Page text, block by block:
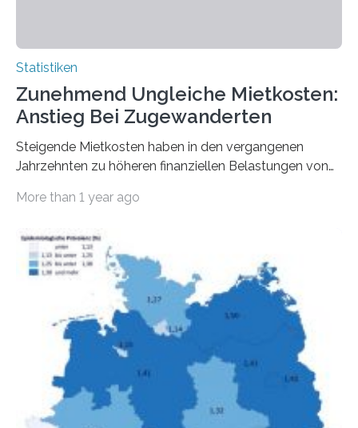
Statistiken
Zunehmend Ungleiche Mietkosten:
Anstieg Bei Zugewanderten
Steigende Mietkosten haben in den vergangenen
Jahrzehnten zu höheren finanziellen Belastungen von
Bundesinstitut für Bevölkerungsforschung (BiB)
gesamten Einkommen zwischen 1990 und 2020 für
unterschiedliche Einkommensgruppen sowie für in
Deutschland geborene Menschen und Zugewanderte
verändert hat. Das Ergebnis: Während Personen mit
hohen Einkommen (oberstes Quintil der Verteilung der
Nettoäquivalenzeinkommen) nur einen moderaten
Anstieg des Mietanteils am Gesamteinkommen
hinnehmen mussten, nahm die Belastung bei
Menschen mit…
More than 1 year ago